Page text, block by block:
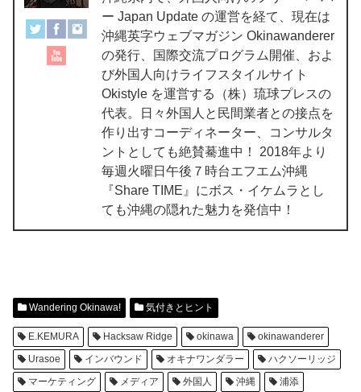
ー Japan Update の運営を経て、現在は
沖縄英字ウェブマガジン Okinawanderer
の発行、国際交流プログラム開催、およ
び外国人向けライフスタイルサイト
Okistyle を運営する（株）琉球プレスの
代表。日々外国人と民間業者との接点を
作り出すコーディネーター、コンサルタ
ントとしても絶賛驀進中！ 2018年より
毎週火曜日午後７時台エフエム沖縄
『Share TIME』にボス・イケムラとし
ても沖縄の隠れた魅力を発信中！
Wandering Okinawa! 気付きとヒント
E.KEMURA Hacksaw Ridge okinawa
okinawanderer
Urasoe
インバウンド オキナワンダラー
ハクソーリッジ
マーケティング
メディア 外国人 沖縄
浦添